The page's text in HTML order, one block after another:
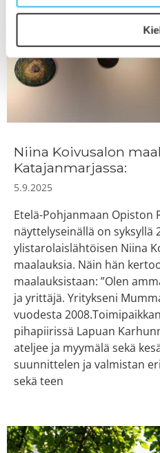
Niina Koivusalon
Katajanmarjassa:
5.9.2025
Etelä-Pohjanmaan Opiston
näyttelyseinällä on syksyllä
ylistarolaislähtöisen Niina
maalauksia. Näin hän
maalauksistaan: ”Olen
ja yrittäjä. Yritykseni
vuodesta
pihapiirissä Lapuan
ateljee ja myymälä sekä
suunnittelen ja valmistan
sekä teen